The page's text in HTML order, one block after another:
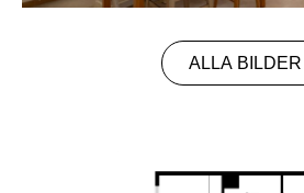
ALLA BILDER